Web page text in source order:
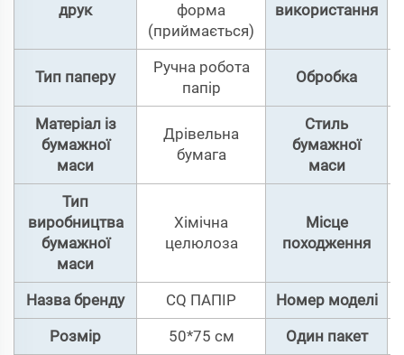
друк
форма
(приймається)
використання
Тип паперу
Ручна робота
папір
Обробка
Матеріал із
бумажної
маси
Дрівельна
бумага
Стиль
бумажної
маси
Тип
виробництва
бумажної
маси
Хімічна
целюлоза
Місце
походження
Назва бренду CQ ПАПІР
Номер моделі
Розмір
50*75 см Один пакет